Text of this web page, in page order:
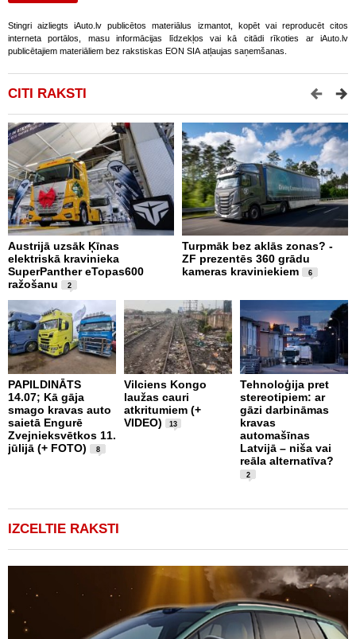
Stingri aizliegts iAuto.lv publicētos materiālus izmantot, kopēt vai reproducēt citos
interneta portālos, masu informācijas līdzekļos vai kā citādi rīkoties ar iAuto.lv
publicētajiem materiāliem bez rakstiskas EON SIA atļaujas saņemšanas.
CITI RAKSTI
Austrijā uzsāk Ķīnas
elektriskā kravinieka
SuperPanther eTopas600
ražošanu
2
Turpmāk bez aklās zonas? -
ZF prezentēs 360 grādu
kameras kraviniekiem
6
PAPILDINĀTS
14.07; Kā gāja
smago kravas auto
saietā Engurē
Zvejnieksvētkos 11.
jūlijā (+ FOTO)
8
Vilciens Kongo
laužas cauri
atkritumiem (+
VIDEO)
13
Tehnoloģija pret
stereotipiem: ar
gāzi darbināmas
kravas
automašīnas
Latvijā – niša vai
reāla alternatīva?
2
IZCELTIE RAKSTI